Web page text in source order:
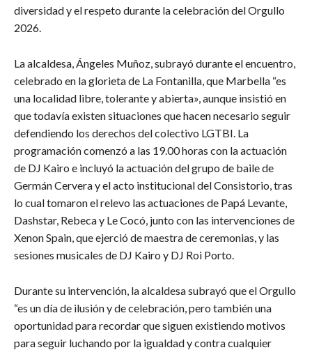
diversidad y el respeto durante la celebración del Orgullo
2026.
La alcaldesa, Ángeles Muñoz, subrayó durante el encuentro,
celebrado en la glorieta de La Fontanilla, que Marbella “es
una localidad libre, tolerante y abierta», aunque insistió en
que todavía existen situaciones que hacen necesario seguir
defendiendo los derechos del colectivo LGTBI. La
programación comenzó a las 19.00 horas con la actuación
de DJ Kairo e incluyó la actuación del grupo de baile de
Germán Cervera y el acto institucional del Consistorio, tras
lo cual tomaron el relevo las actuaciones de Papá Levante,
Dashstar, Rebeca y Le Cocó, junto con las intervenciones de
Xenon Spain, que ejerció de maestra de ceremonias, y las
sesiones musicales de DJ Kairo y DJ Roi Porto.
Durante su intervención, la alcaldesa subrayó que el Orgullo
“es un día de ilusión y de celebración, pero también una
oportunidad para recordar que siguen existiendo motivos
para seguir luchando por la igualdad y contra cualquier